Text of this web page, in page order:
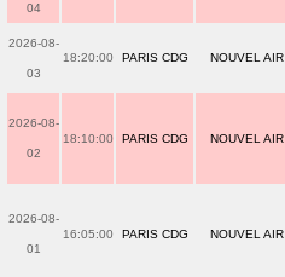
04
2026-08-
03
18:20:00 PARIS CDG NOUVEL AIR
2026-08-
02
18:10:00 PARIS CDG NOUVEL AIR
2026-08-
01
16:05:00 PARIS CDG NOUVEL AIR